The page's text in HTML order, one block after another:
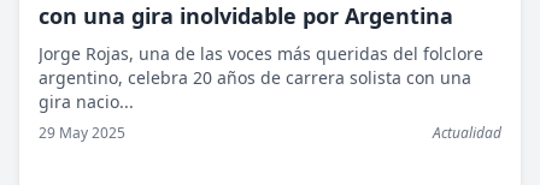
con una gira inolvidable por Argentina
Jorge Rojas, una de las voces más queridas del folclore
argentino, celebra 20 años de carrera solista con una
gira nacio...
29 May 2025 Actualidad